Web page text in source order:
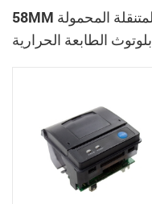
58MM المتنقلة المحمولة
بلوتوث الطابعة الحرارية